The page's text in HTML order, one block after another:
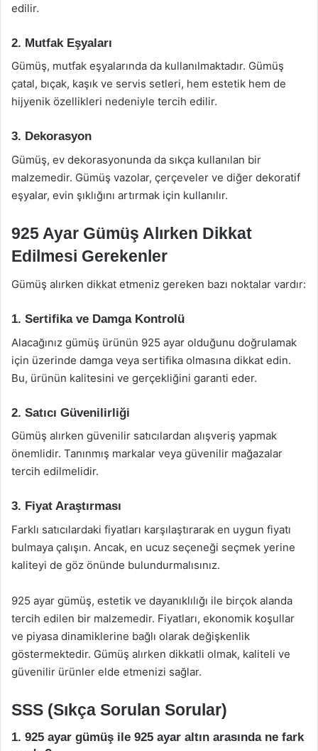
edilir.
2. Mutfak Eşyaları
Gümüş, mutfak eşyalarında da kullanılmaktadır. Gümüş
çatal, bıçak, kaşık ve servis setleri, hem estetik hem de
hijyenik özellikleri nedeniyle tercih edilir.
3. Dekorasyon
Gümüş, ev dekorasyonunda da sıkça kullanılan bir
malzemedir. Gümüş vazolar, çerçeveler ve diğer dekoratif
eşyalar, evin şıklığını artırmak için kullanılır.
925 Ayar Gümüş Alırken Dikkat
Edilmesi Gerekenler
Gümüş alırken dikkat etmeniz gereken bazı noktalar vardır:
1. Sertifika ve Damga Kontrolü
Alacağınız gümüş ürünün 925 ayar olduğunu doğrulamak
için üzerinde damga veya sertifika olmasına dikkat edin.
Bu, ürünün kalitesini ve gerçekliğini garanti eder.
2. Satıcı Güvenilirliği
Gümüş alırken güvenilir satıcılardan alışveriş yapmak
önemlidir. Tanınmış markalar veya güvenilir mağazalar
tercih edilmelidir.
3. Fiyat Araştırması
Farklı satıcılardaki fiyatları karşılaştırarak en uygun fiyatı
bulmaya çalışın. Ancak, en ucuz seçeneği seçmek yerine
kaliteyi de göz önünde bulundurmalısınız.
925 ayar gümüş, estetik ve dayanıklılığı ile birçok alanda
tercih edilen bir malzemedir. Fiyatları, ekonomik koşullar
ve piyasa dinamiklerine bağlı olarak değişkenlik
göstermektedir. Gümüş alırken dikkatli olmak, kaliteli ve
güvenilir ürünler elde etmenizi sağlar.
SSS (Sıkça Sorulan Sorular)
1. 925 ayar gümüş ile 925 ayar altın arasında ne fark